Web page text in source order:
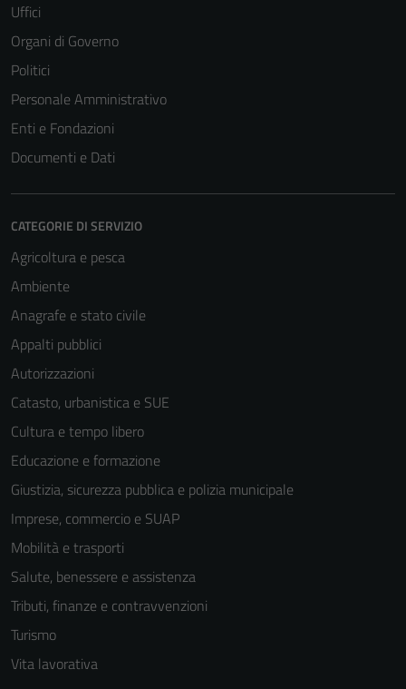
Uffici
Organi di Governo
Politici
Personale Amministrativo
Enti e Fondazioni
Documenti e Dati
CATEGORIE DI SERVIZIO
Agricoltura e pesca
Ambiente
Anagrafe e stato civile
Appalti pubblici
Autorizzazioni
Catasto, urbanistica e SUE
Cultura e tempo libero
Educazione e formazione
Giustizia, sicurezza pubblica e polizia municipale
Imprese, commercio e SUAP
Mobilità e trasporti
Salute, benessere e assistenza
Tributi, finanze e contravvenzioni
Turismo
Vita lavorativa